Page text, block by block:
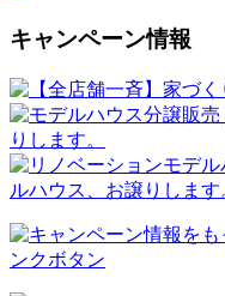
キャンペーン情報